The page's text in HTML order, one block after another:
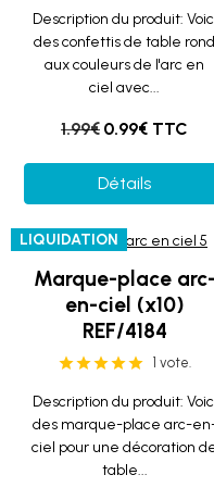
Description du produit:
des confettis de table rond
aux couleurs de l'arc en
ciel avec...
1.99€ 0.99€ TTC
Détails
LIQUIDATION
Marque-place arc-
en-ciel (x10)
REF/4184
1 vote.
Description du produit:
des marque-place arc-
ciel pour une décoration
table...